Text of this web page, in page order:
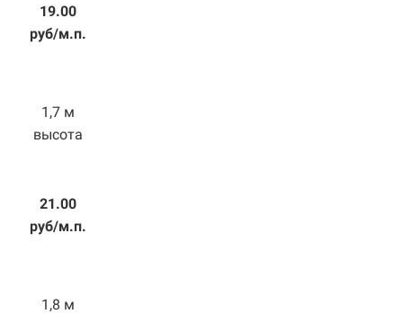
19.00
руб/м.п.
1,7 м
высота
21.00
руб/м.п.
1,8 м